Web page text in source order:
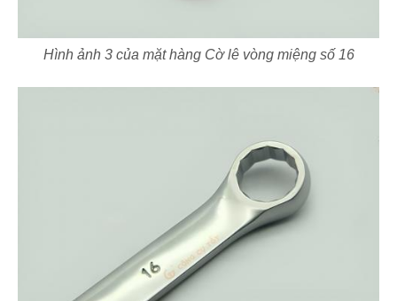
Hình ảnh 3 của mặt hàng Cờ lê vòng miệng số 16